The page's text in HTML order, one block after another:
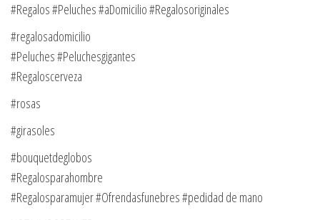
#Regalos #Peluches #aDomicilio #Regalosoriginales
#regalosadomicilio
#Peluches #Peluchesgigantes
#Regaloscerveza
#rosas
#girasoles
#bouquetdeglobos
#Regalosparahombre
#Regalosparamujer #Ofrendasfunebres #pedidad de mano